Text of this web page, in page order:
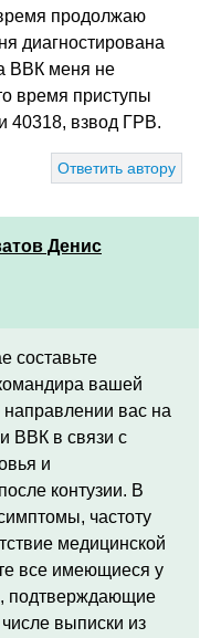
продолжаю
диагностирована
ВВК меня не
время приступы
40318, взвод ГРВ.
Ответить автору
Денис
составьте
вашей
направлении вас на
ВВК в связи с
и
контузии. В
частоту
медицинской
все имеющиеся у
подтверждающие
выписки из